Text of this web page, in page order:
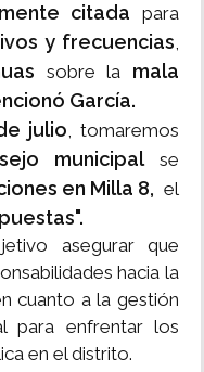
citada para
y frecuencias,
sobre la mala
García.
julio, tomaremos
municipalse
en Milla 8, el
asegurar que
hacia la
cuanto a la gestión
para enfrentar los
en el distrito.